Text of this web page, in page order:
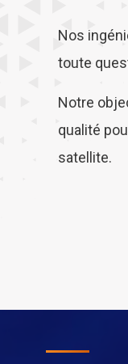
Nos
toute
Notre
qualité
satellite.